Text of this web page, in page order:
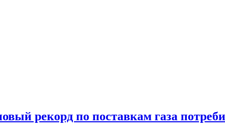
рекорд по поставкам газа